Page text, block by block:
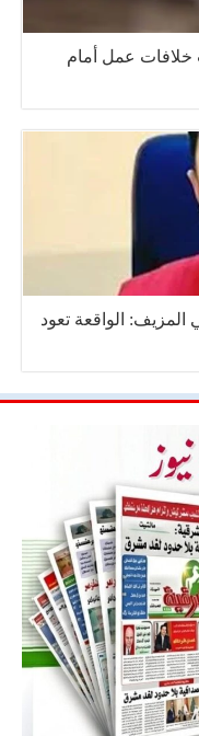
عمل أمام
الواقعة تعود